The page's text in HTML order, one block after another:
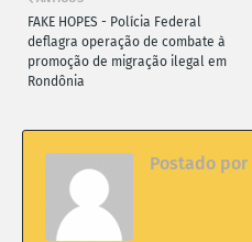
FAKE HOPES - Polícia Federal
deflagra operação de combate à
promoção de migração ilegal em
Rondônia
Postado por